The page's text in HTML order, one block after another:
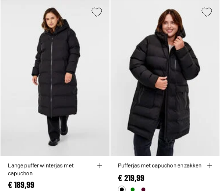
Lange puffer winterjas met
capuchon
€ 189,99
Pufferjas met capuchon en zakken
€ 219,99